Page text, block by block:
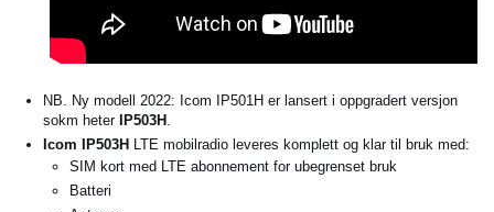
NB. Ny modell 2022: Icom IP501H er lansert i oppgradert versjon
sokm heterIP503H
Icom IP503H LTE mobilradio leveres komplett og klar til bruk med:
SIM kort med LTE abonnement for ubegrenset bruk
Batteri